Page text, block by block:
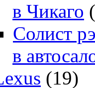
в Чикаго
Солист
в
(19)